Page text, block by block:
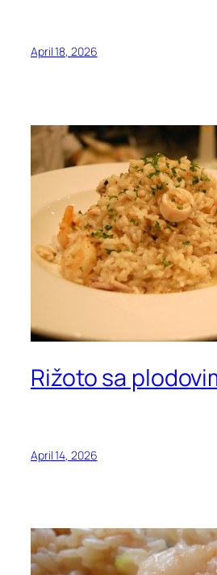
April 18, 2026
Rižoto sa
April 14, 2026